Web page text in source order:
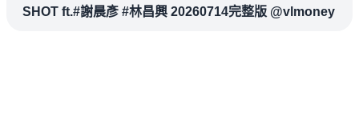
SHOT ft.#謝晨彥 #林昌興 20260714完整版 @vlmoney